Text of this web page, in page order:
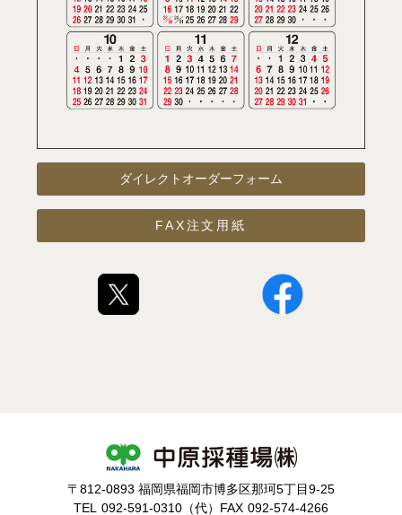
ダイレクトオーダーフォーム
FAX注文用紙
〒812-0893 福岡県福岡市博多区那珂5丁目9-25
TEL
092-591-0310（代） FAX 092-574-4266